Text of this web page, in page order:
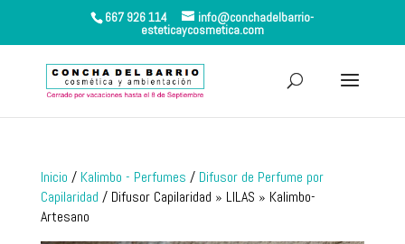
667 926 114 info@conchadelbarrio-
esteticaycosmetica.com
Inicio / Kalimbo - Perfumes / Difusor de Perfume por
Capilaridad / Difusor Capilaridad » LILAS » Kalimbo-
Artesano